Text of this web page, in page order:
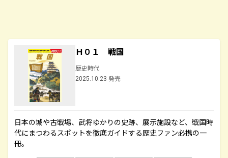
Ｈ０１ 戦国
歴史時代
2025.10.23 発売
日本の城や古戦場、武将ゆかりの史跡、展示施設など、戦国時
代にまつわるスポットを徹底ガイドする歴史ファン必携の一
冊。